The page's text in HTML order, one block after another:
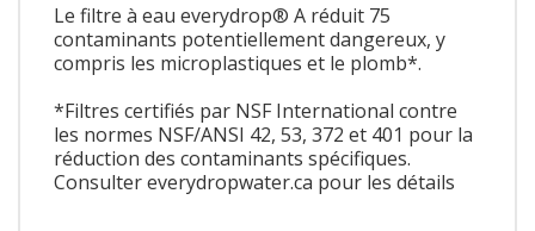
Le filtre à eau everydrop® A réduit 75
contaminants potentiellement dangereux, y
compris les microplastiques et le plomb*.
*Filtres certifiés par NSF International contre
les normes NSF/ANSI 42, 53, 372 et 401 pour la
réduction des contaminants spécifiques.
Consulter everydropwater.ca pour les détails